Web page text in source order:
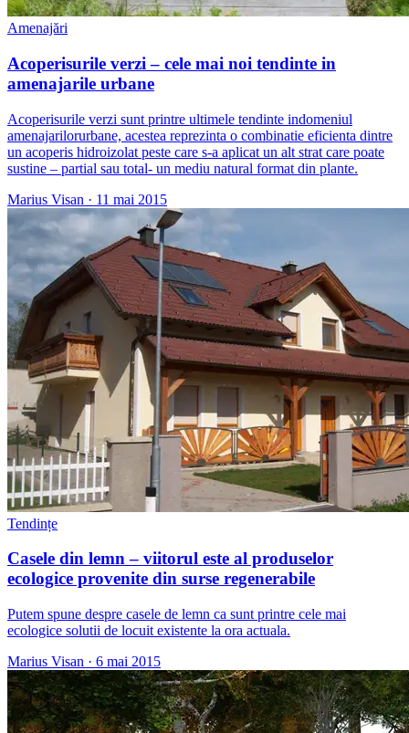
Amenajări
Acoperisurile verzi – cele mai noi tendinte in
amenajarile urbane
Acoperisurile verzi sunt printre ultimele tendinte indomeniul
amenajarilorurbane, acestea reprezinta o combinatie eficienta dintre
un acoperis hidroizolat peste care s-a aplicat un alt strat care poate
sustine – partial sau total- un mediu natural format din plante.
Marius Visan · 11 mai 2015
Tendințe
Casele din lemn – viitorul este al produselor
ecologice provenite din surse regenerabile
Putem spune despre casele de lemn ca sunt printre cele mai
ecologice solutii de locuit existente la ora actuala.
Marius Visan · 6 mai 2015